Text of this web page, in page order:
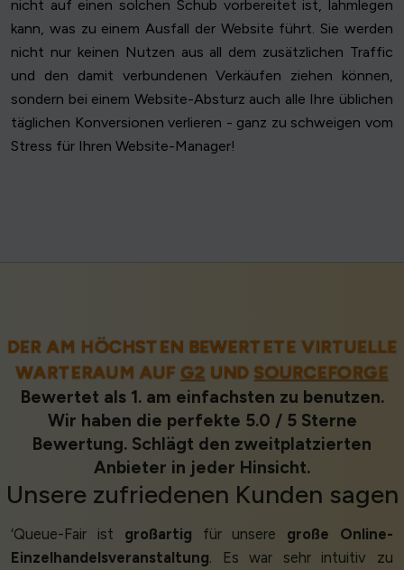
nicht auf einen solchen Schub vorbereitet ist, lahmlegen
kann, was zu einem Ausfall der Website führt. Sie werden
nicht nur keinen Nutzen aus all dem zusätzlichen Traffic
und den damit verbundenen Verkäufen ziehen können,
sondern bei einem Website-Absturz auch alle Ihre üblichen
täglichen Konversionen verlieren - ganz zu schweigen vom
Stress für Ihren Website-Manager!
DER AM HÖCHSTEN BEWERTETE VIRTUELLE
WARTERAUM AUF G2 UND SOURCEFORGE
Bewertet als 1. am einfachsten zu benutzen.
Wir haben die perfekte 5.0 / 5 Sterne
Bewertung. Schlägt den zweitplatzierten
Anbieter in jeder Hinsicht.
Unsere zufriedenen Kunden sagen
‘Queue-Fair ist großartig für unsere große Online-
Einzelhandelsveranstaltung. Es war sehr intuitiv zu